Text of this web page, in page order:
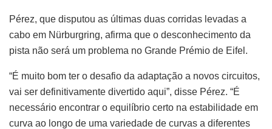
Pérez, que disputou as últimas duas corridas levadas a
cabo em Nürburgring, afirma que o desconhecimento da
pista não será um problema no Grande Prémio de Eifel.
“É muito bom ter o desafio da adaptação a novos circuitos,
vai ser definitivamente divertido aqui”, disse Pérez. “É
necessário encontrar o equilíbrio certo na estabilidade em
curva ao longo de uma variedade de curvas a diferentes